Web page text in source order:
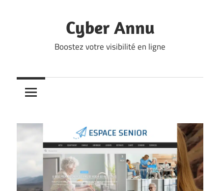
Cyber Annu
Boostez votre visibilité en ligne